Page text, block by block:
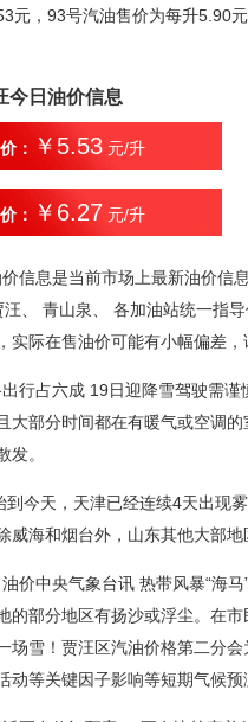
元，93号汽油售价为每升5.90
今日油价信息
： ￥5.53 元/升
： ￥6.27 元/升
信息是当前市场上最新油价信
、 青山泉、 各加油站统一指
实际在售油价可能有小幅偏差
行占六成 19日迎降雪驾驶需
大部分时间都在有暖气或空调
发。
到今天，天津已经连续4天出现
威海和烟台外，山东其他大部地
价中央气象台讯 热带风暴“海
的部分地区有扬沙或浮尘。在
场雪！贾汪区汽油价格第二分
动等关键因子影响等短期气候预